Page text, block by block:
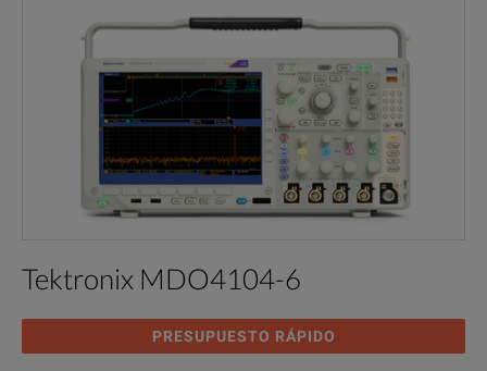
Tektronix MDO4104-6
PRESUPUESTO RÁPIDO